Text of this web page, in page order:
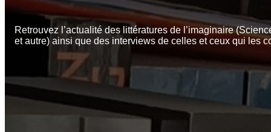
Retrouvez l’actualité des littératures de l’imaginaire
et autre) ainsi que des interviews de celles et ceux qui les